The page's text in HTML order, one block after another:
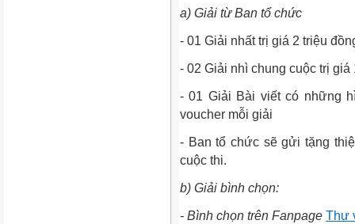
a) Giải từ Ban tổ chức
- 01 Giải nhất trị giá 2 triệu
- 02 Giải nhì chung cuộc trị
- 01 Giải Bài viết có những
voucher mỗi giải
- Ban tổ chức sẽ gửi tặng
cuộc thi.
b) Giải bình chọn:
- Bình chọn trên Fanpage Thư